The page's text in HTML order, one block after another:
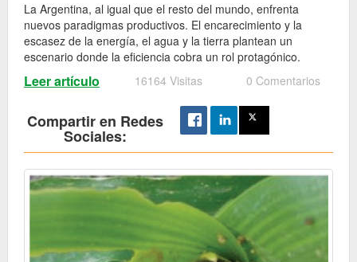
La Argentina, al igual que el resto del mundo, enfrenta
nuevos paradigmas productivos. El encarecimiento y la
escasez de la energía, el agua y la tierra plantean un
escenario donde la eficiencia cobra un rol protagónico.
Leer artículo 16164 Visitas 0 Comentarios
Compartir en Redes
Sociales: